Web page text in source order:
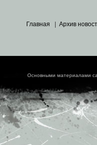
Главная Архив
Основными материалами